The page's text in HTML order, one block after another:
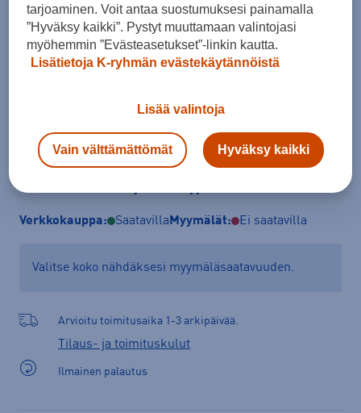
S M L XL
Kokotaulukko
Lisää ostoskoriin
Tarkista saatavuus ja tilaa myymälästä
Verkkokauppa: Saatavilla Myymälät: Ei saatavilla
Valitse koko nähdäksesi myymäläsaatavuuden.
Arvioitu toimitusaika 1-3 arkipäivää.
Tilaus- ja toimituskulut
Ilmainen palautus
tarjoaminen. Voit antaa suostumuksesi painamalla
”Hyväksy kaikki”. Pystyt muuttamaan valintojasi
myöhemmin ”Evästeasetukset”-linkin kautta.
Lisätietoja K-ryhmän evästekäytännöistä
Lisää valintoja
Vain välttämättömät Hyväksy kaikki